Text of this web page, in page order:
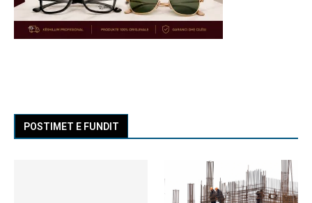
POSTIMET E FUNDIT